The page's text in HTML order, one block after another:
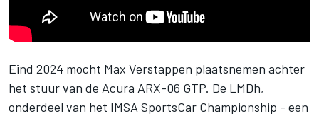
Eind 2024 mocht Max Verstappen plaatsnemen achter
het stuur van de Acura ARX-06 GTP. De LMDh,
onderdeel van het IMSA SportsCar Championship - een